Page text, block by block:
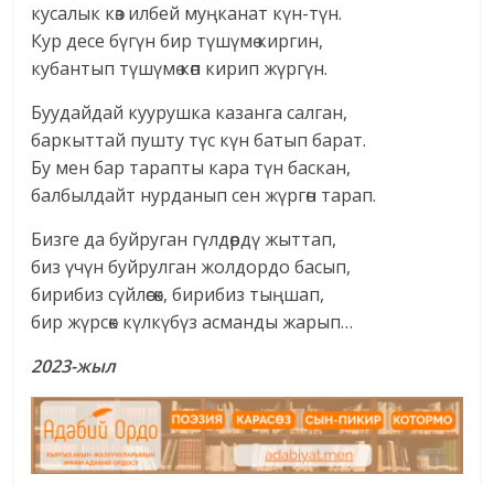
кусалык көз илбей муңканат күн-түн.
Кур десе бүгүн бир түшүмө киргин,
кубантып түшүмө көп кирип жүргүн.
Буудайдай куурушка казанга салган,
баркыттай пушту түс күн батып барат.
Бу мен бар тарапты кара түн баскан,
балбылдайт нурданып сен жүргөн тарап.
Бизге да буйруган гүлдөрдү жыттап,
биз үчүн буйрулган жолдордо басып,
бирибиз сүйлөсөк, бирибиз тыңшап,
бир жүрсөк күлкүбүз асманды жарып…
2023-жыл